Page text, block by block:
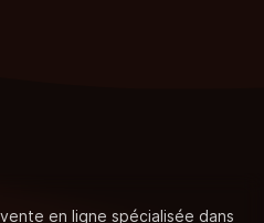
en ligne spécialisée dans